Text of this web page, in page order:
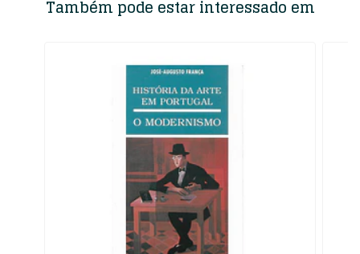
Também pode estar interessado em